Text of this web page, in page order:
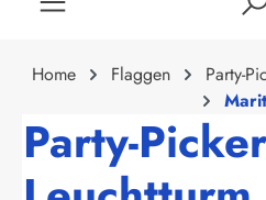
Home Flaggen Party-
Party-